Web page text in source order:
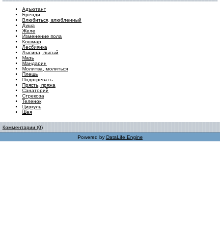
Адъютант
Бренди
Влюбиться, влюбленный
Душа
Желе
Изменение пола
Кошмар
Лесбиянка
Лысина, лысый
Мазь
Мандарин
Молитва, молиться
Плешь
Подогревать
Прясть, пряжа
Санаторий
Стрекоза
Теленок
Циркуль
Шея
Комментарии (0)
Powered by DataLife Engine